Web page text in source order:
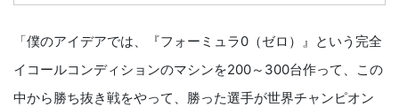
「僕のアイデアでは、『フォーミュラ0（ゼロ）』という完全
イコールコンディションのマシンを200～300台作って、この
中から勝ち抜き戦をやって、勝った選手が世界チャンピオン